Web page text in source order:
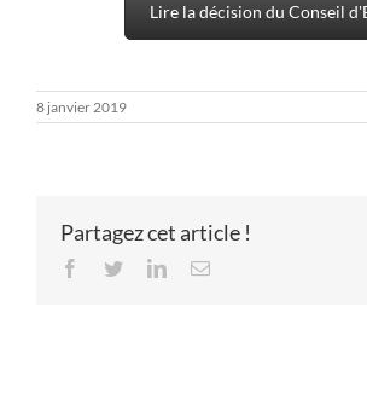
Lire la décision du Conseil
8 janvier 2019
Partagez cet article !
Facebook
TwitterLinkedInEmail